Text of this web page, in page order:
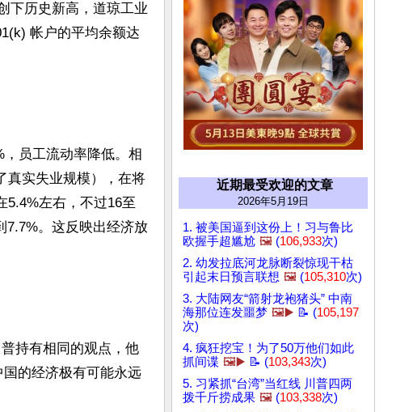
下历史新高，道琼工业
帐户的平均余额达
员工流动率降低。相
真实失业规模），在将
5.4%左右，不过16至
7.7%。这反映出经济放
持有相同的观点，他
的经济极有可能永远
近期最受欢迎的文章
2026年5月19日
1. 被美国逼到这份上！习与鲁比
欧握手超尴尬 🖼️ (106,933次)
2. 幼发拉底河龙脉断裂惊现干枯
引起末日预言联想 🖼️ (105,310次)
3. 大陆网友“箭射龙袍猪头” 中南
海那位连发噩梦 🖼️▶️ 📝 (105,197
次)
4. 疯狂挖宝！为了50万他们如此
抓间谍 🖼️▶️ 📝 (103,343次)
5. 习紧抓“台湾”当红线 川普四两
拨千斤捞成果 🖼️ (103,338次)